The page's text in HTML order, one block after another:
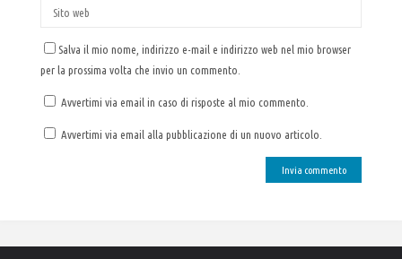
Salva il mio nome, indirizzo e-mail e indirizzo web nel mio browser
per la prossima volta che invio un commento.
Avvertimi via email in caso di risposte al mio commento.
Avvertimi via email alla pubblicazione di un nuovo articolo.